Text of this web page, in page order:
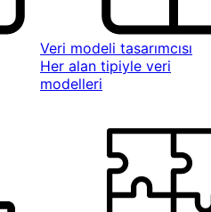
Veri modeli tasarımcısı
Her alan tipiyle veri
modelleri